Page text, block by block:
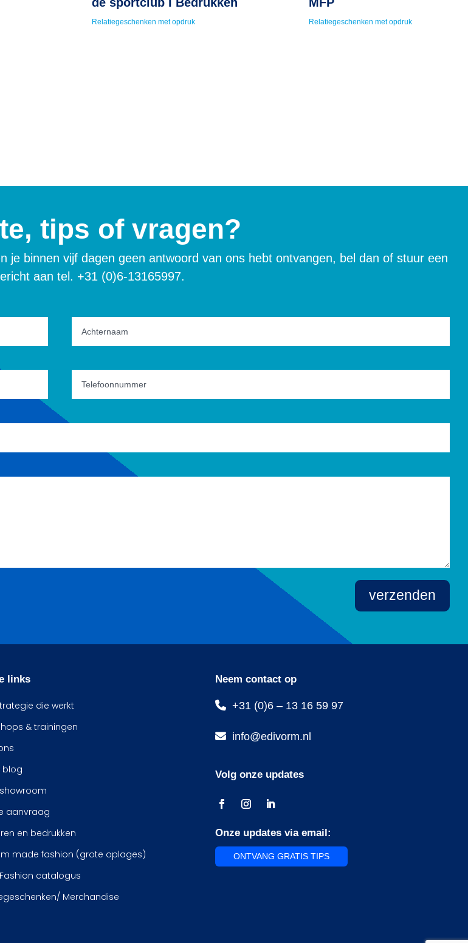
Relatiegeschenken met opdruk Relatiegeschenken met opdruk
tips of vragen?
je binnen vijf dagen geen antwoord van ons hebt ontvangen, bel dan of stuur een
aan tel. +31 (0)6-13165997.
verzenden
links
die werkt
& trainingen
blog
aanvraag
en bedrukken
made fashion (grote oplages)
catalogus
Merchandise
Neem contact op
+31 (0)6 – 13 16 59 97
info@edivorm.nl
Volg onze updates
Onze updates via email:
ONTVANG GRATIS TIPS